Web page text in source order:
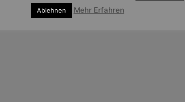
Ablehnen Mehr Erfahren